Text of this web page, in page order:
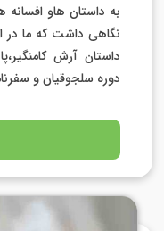
به داستان هاو افسانه های
نگاهی داشت که ما در اینجا
داستان آرش
دوره سلجوقیان و سفرنامه